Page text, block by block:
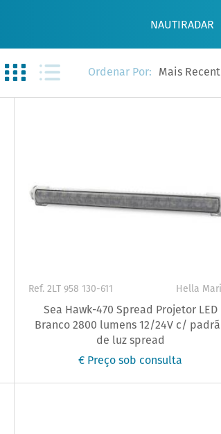
NAUTIRADAR
Ordenar Por: Mais
Ref. 2LT 958 130-611 Hella
Sea Hawk-470 Spread Projetor LED
Branco 2800 lumens 12/24V c/
de luz spread
€ Preço sob consulta